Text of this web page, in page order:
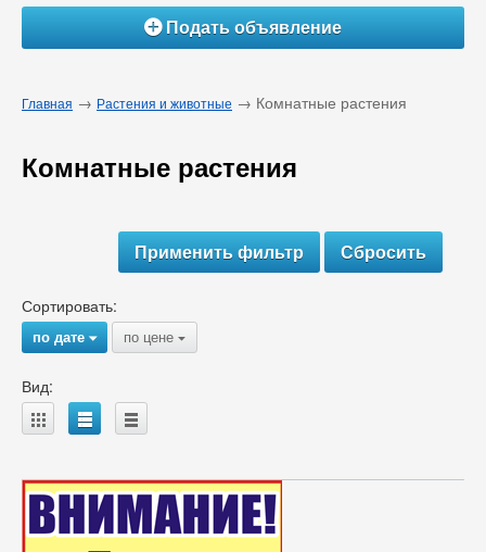
ÁПодать объявление
Главная → Растения и животные → Комнатные растения
Комнатные растения
Сортировать:
по дате{ по цене {
Вид:
A B C